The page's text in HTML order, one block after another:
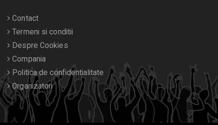
Contact
Termeni si conditii
Despre Cookies
Compania
Politica de confidentialitate
Organizatori